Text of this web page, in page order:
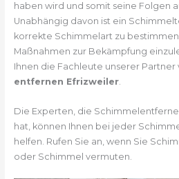
haben wird und somit seine Folgen
Unabhängig davon ist ein
korrekte Schimmelart zu
Maßnahmen zur Bekämpfung
Ihnen die Fachleute unserer Partner
entfernen Efrizweiler.
Die Experten, die
hat, können Ihnen bei jeder
helfen. Rufen Sie an, wenn Sie
oder Schimmel vermuten.